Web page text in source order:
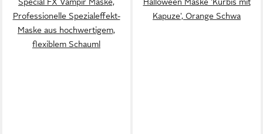
Professionelle Spezialeffekt-
Maske aus hochwertigem,
flexiblem Schauml
Kapuze', Orange Schwa